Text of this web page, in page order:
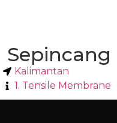
Sepincang
Kalimantan
1. Tensile Membrane